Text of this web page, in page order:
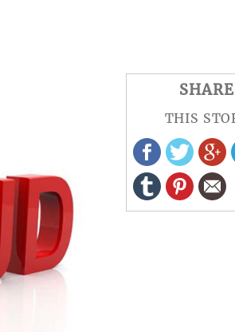
SHARE
THIS